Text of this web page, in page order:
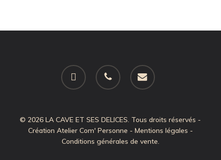
facebook phone email
© 2026 LA CAVE ET SES DELICES. Tous droits réservés -
Création Atelier Com' Personne - Mentions légales -
Conditions générales de vente.